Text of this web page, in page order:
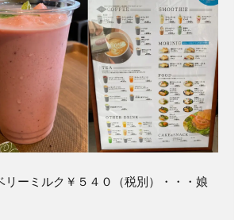
リーミルク￥５４０（税別）
・・・娘